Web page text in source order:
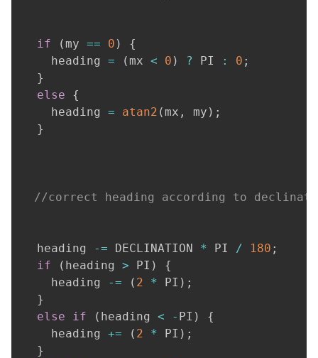
if ( my == 0 )
{
    heading
= ( mx < 0 ) ? PI : 0 ;
}
else
{
    heading
= atan2 ( mx , my ) ;
}
//correct heading according to
  heading
-= DECLINATION * PI / 180 ;
if
( heading > PI )
{
    heading
-= ( 2 * PI ) ;
}
else
if ( heading < - PI )
{
    heading
+= ( 2 * PI ) ;
}